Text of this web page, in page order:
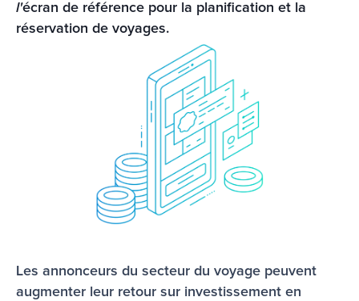
l'écran de référence pour la planification et la
réservation de voyages.
Les annonceurs du secteur du voyage peuvent
augmenter leur retour sur investissement en